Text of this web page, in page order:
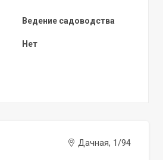
Ведение садоводства
Нет
Дачная, 1/94